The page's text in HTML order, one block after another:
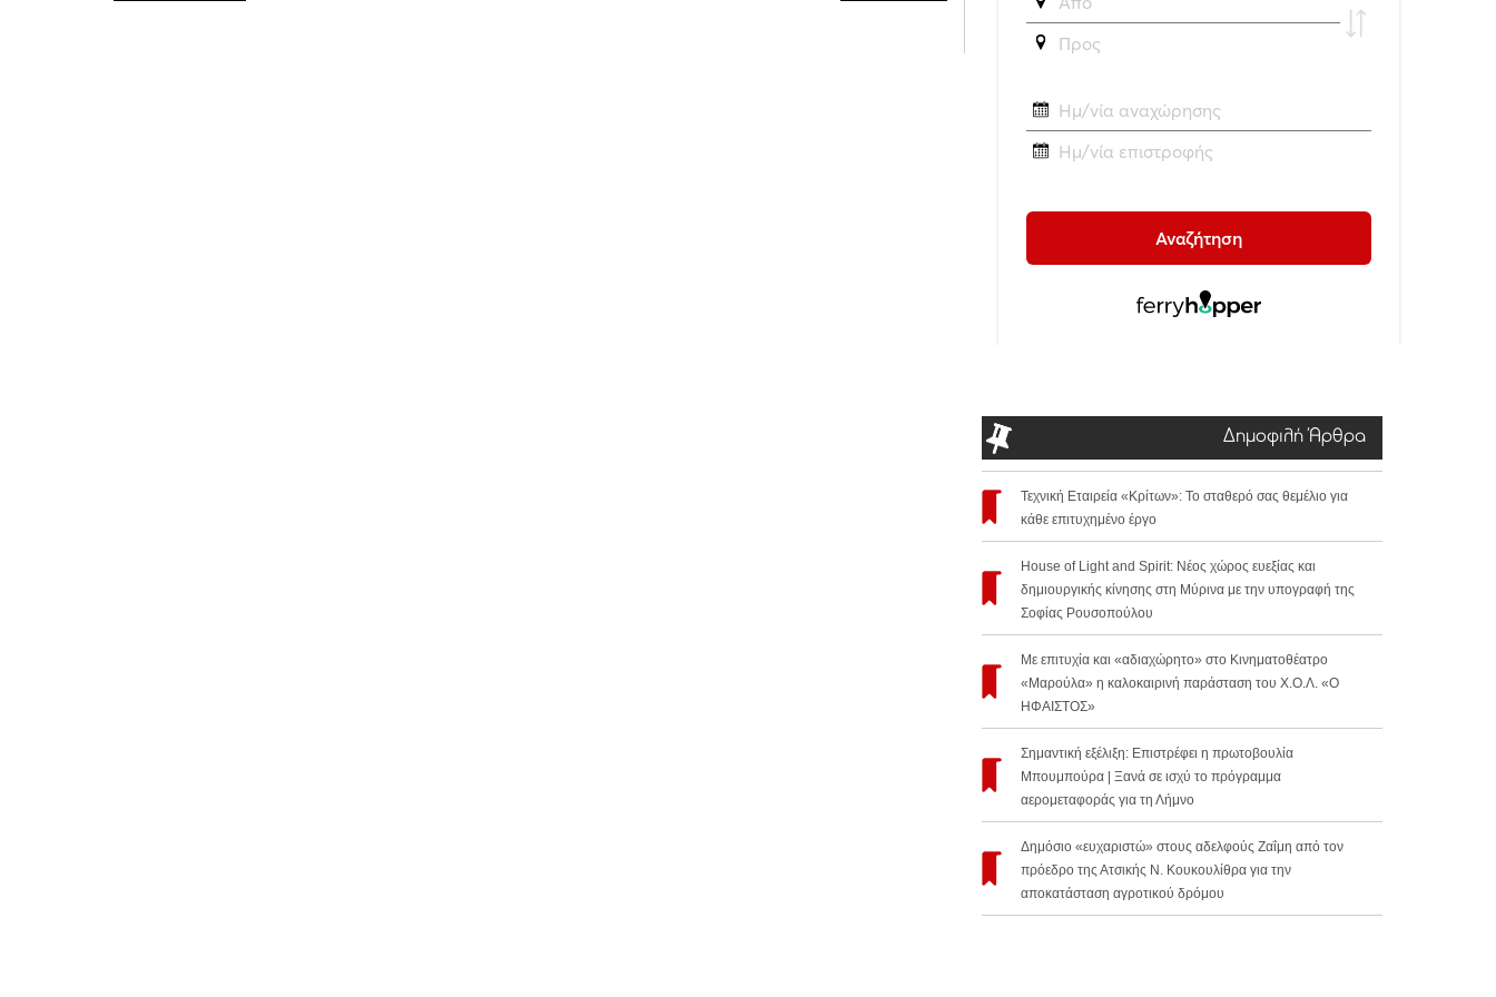
Δημοφιλή Άρθρα
Τεχνική Εταιρεία «Κρίτων»: Το σταθερό σας θεμέλιο για
κάθε επιτυχημένο έργο
House of Light and Spirit: Νέος χώρος ευεξίας και
δημιουργικής κίνησης στη Μύρινα με την υπογραφή της
Σοφίας Ρουσοπούλου
Με επιτυχία και «αδιαχώρητο» στο Κινηματοθέατρο
«Μαρούλα» η καλοκαιρινή παράσταση του Χ.Ο.Λ. «Ο
ΗΦΑΙΣΤΟΣ»
Σημαντική εξέλιξη: Επιστρέφει η πρωτοβουλία
Μπουμπούρα | Ξανά σε ισχύ το πρόγραμμα
αερομεταφοράς για τη Λήμνο
Δημόσιο «ευχαριστώ» στους αδελφούς Ζαΐμη από τον
πρόεδρο της Ατσικής Ν. Κουκουλίθρα για την
αποκατάσταση αγροτικού δρόμου